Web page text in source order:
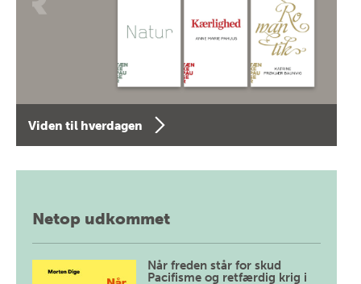
Viden til hverdagen
Netop udkommet
Når freden står for skud
Pacifisme og retfærdig krig i